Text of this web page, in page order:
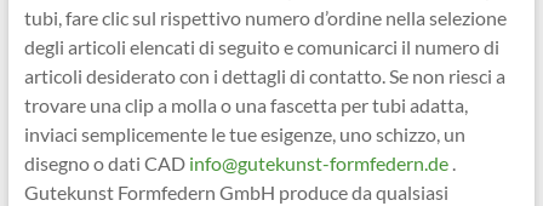
tubi, fare clic sul rispettivo numero d’ordine nella selezione
degli articoli elencati di seguito e comunicarci il numero di
articoli desiderato con i dettagli di contatto. Se non riesci a
trovare una clip a molla o una fascetta per tubi adatta,
inviaci semplicemente le tue esigenze, uno schizzo, un
disegno o dati CADinfo@gutekunst-formfedern.de.
Gutekunst Formfedern GmbH produce da qualsiasi